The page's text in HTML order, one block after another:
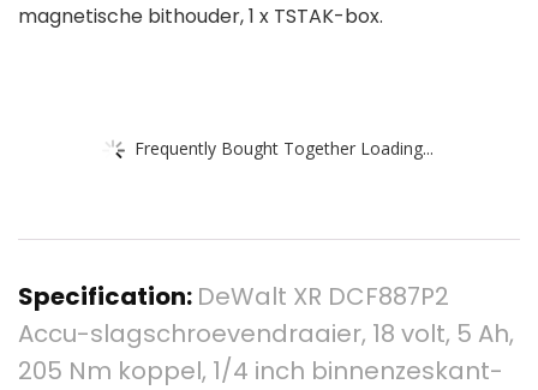
magnetische bithouder, 1 x TSTAK-box.
Frequently Bought Together Loading...
Specification: DeWalt XR DCF887P2
Accu-slagschroevendraaier, 18 volt, 5 Ah,
205 Nm koppel, 1/4 inch binnenzeskant-